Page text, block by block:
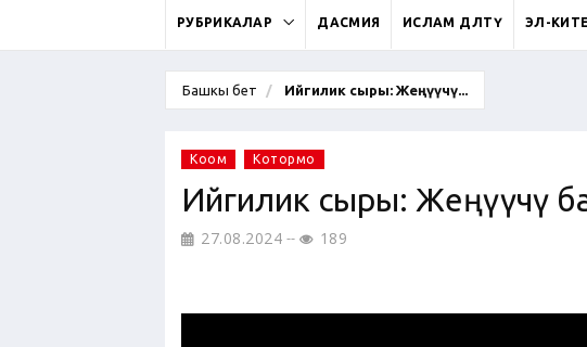
РУБРИКАЛАР ДАСМИЯ ИСЛАМ ДӨӨЛӨТҮ ЭЛ-
Башкы бет Ийгилик сыры: Жеңүүчү...
Коом Котормо
Ийгилик сыры: Жеңүүчү
27.08.2024 189